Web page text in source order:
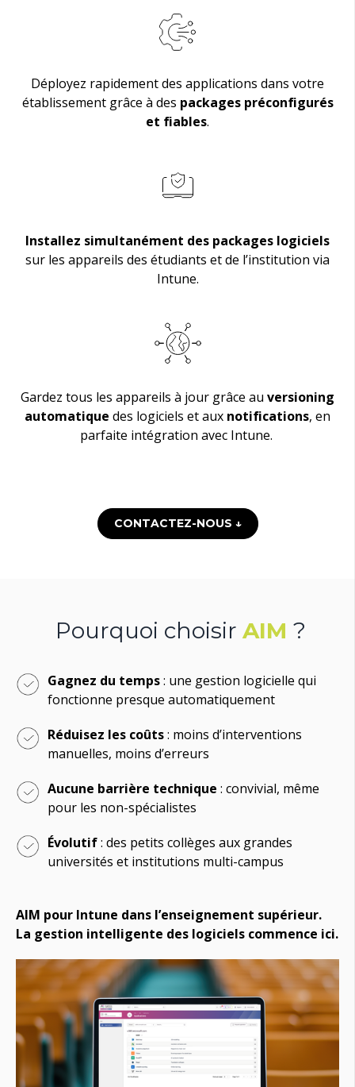
Déployez rapidement des applications dans votre
établissement grâce à des packages préconfigurés
et fiables.
Installez simultanément des packages logiciels
sur les appareils des étudiants et de l’institution via
Intune.
Gardez tous les appareils à jour grâce au versioning
automatique des logiciels et aux notifications, en
parfaite intégration avec Intune.
CONTACTEZ-NOUS ↓
Pourquoi choisir AIM ?
Gagnez du temps: une gestion logicielle qui
fonctionne presque automatiquement
Réduisez les coûts: moins d’interventions
manuelles, moins d’erreurs
Aucune barrière technique : convivial, même
pour les non-spécialistes
Évolutif: des petits collèges aux grandes
universités et institutions multi-campus
AIM pour Intune dans l’enseignement supérieur.
La gestion intelligente des logiciels commence ici.